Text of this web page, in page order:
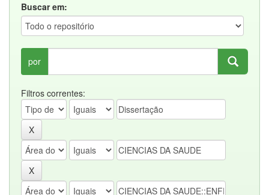
Buscar em:
por
Filtros correntes: